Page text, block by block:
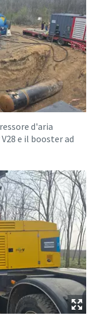
d'aria
e il booster ad